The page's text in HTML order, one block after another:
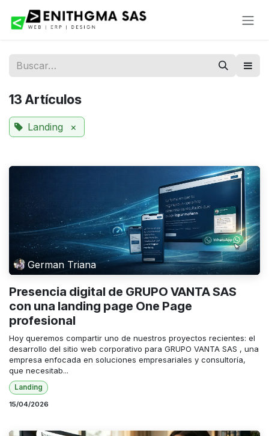
Ir al contenido
13 Artículos
Landing ×
German Triana
Presencia digital de GRUPO VANTA SAS
con una landing page One Page
profesional
Hoy queremos compartir uno de nuestros proyectos recientes: el
desarrollo del sitio web corporativo para GRUPO VANTA SAS , una
empresa enfocada en soluciones empresariales y consultoría,
que necesitab...
Landing
15/04/2026